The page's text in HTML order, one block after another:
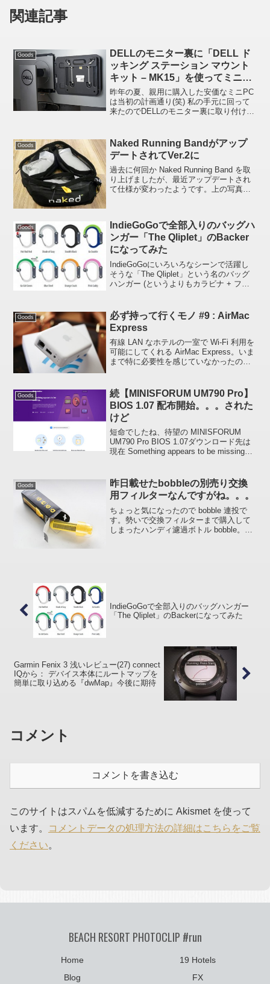
関連記事
Goods
DELLのモニター裏に「DELL ド
ッキング ステーション マウント
キット – MK15」を使ってミニPC
を取り付ける
昨年の夏、親用に購入した安価なミニPC
は当初の計画通り(笑) 私の手元に回って
来たのでDELLのモニター裏に取り付けて
がイイようですね機種にもよりますが、
DELL製モニ...
Goods
Naked Running Bandがアップ
デートされてVer.2に
過去に何回か Naked Running Band を取
り上げましたが、最近アップデートされ
て仕様が変わったようです。上の写真に
隔が広くなりました。あと、V1 では...
Goods
IndieGoGoで全部入りのバッグハ
ンガー「The Qliplet」のBacker
になってみた
IndieGoGoにいろいろなシーンで活躍し
そうな「The Qliplet」という名のバッグ
ハンガー (というよりもカラビナ + フッ
モノ、実は好きでして過...
Goods
必ず持って行くモノ #9 : AirMac
Express
有線 LAN なホテルの一室で Wi-Fi 利用を
可能にしてくれる AirMac Express。いま
まで特に必要性を感じていなかったので
ら解放されたく...
Goods
続【MINISFORUM UM790 Pro】
BIOS 1.07 配布開始。。。された
けど
短命でしたね、待望の MINISFORUM
UM790 Pro BIOS 1.07ダウンロード先は
現在 Something appears to be missing…
Goods
昨日載せたbobbleの別売り交換
用フィルターなんですがね。。。
ちょっと気になったので bobble 連投で
す。勢いで交換フィルターまで購入して
しまったハンディ濾過ボトル bobble。昨
IndieGoGoで全部入りのバッグハンガー
「The Qliplet」のBackerになってみた
Garmin Fenix 3 浅いレビュー(27) connect
IQから： デバイス本体にルートマップを
簡単に取り込める『dwMap』今後に期待
コメント
コメントを書き込む
このサイトはスパムを低減するために Akismet を使って
います。
コメントデータの処理方法の詳細はこちらをご覧
ください。
BEACH RESORT PHOTOCLIP #run
Home
19 Hotels
Blog
FX